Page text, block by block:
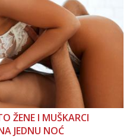
ŽENE I MUŠKARCI
JEDNU NOĆ